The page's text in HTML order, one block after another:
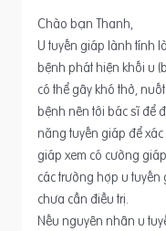
Chào bạn Thanh,
U tuyến giáp lành tính
bệnh phát hiện khối u
có thể gây khó thở,
bệnh nên tới bác sĩ để
năng tuyến giáp để
giáp xem có cường
các trường hợp u
chưa cần điều trị.
Nếu nguyên nhân u